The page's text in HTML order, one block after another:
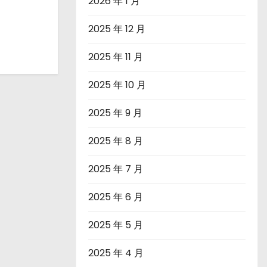
2025 年 12 月
2025 年 11 月
2025 年 10 月
2025 年 9 月
2025 年 8 月
2025 年 7 月
2025 年 6 月
2025 年 5 月
2025 年 4 月